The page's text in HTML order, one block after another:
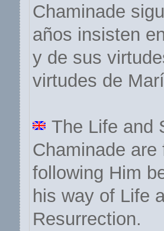
Chaminade
años insisten
y de sus
virtudes de
The Life and
Chaminade
following Him
his way of Life
Resurrection.